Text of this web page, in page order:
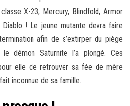
X-23, Mercury, Blindfold, Armor
! Le jeune mutante devra faire
afin de s’extirper du piège
démon Saturnite l’a plongé. Ces
elle de retrouver sa fée de mère
inconnue de sa famille.